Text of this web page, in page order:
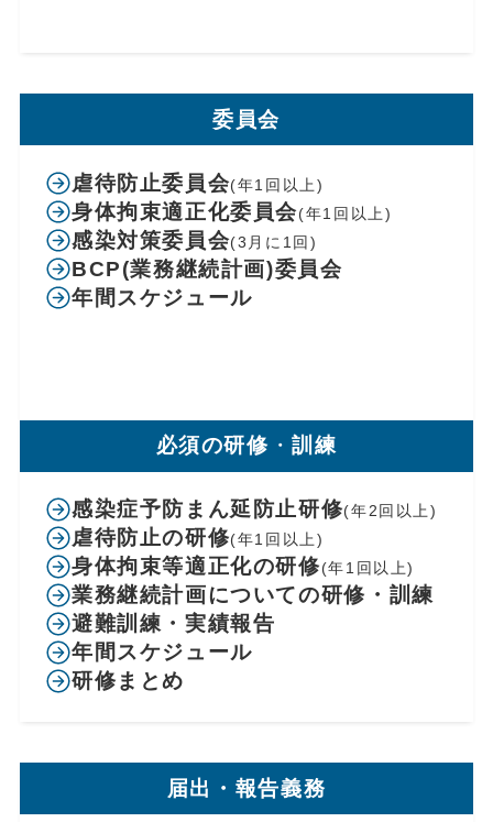
委員会
虐待防止委員会(年1回以上)
身体拘束適正化委員会(年1回以上)
感染対策委員会(3月に1回)
BCP(業務継続計画)委員会
年間スケジュール
必須の研修 ・訓練
感染症予防まん延防止研修(年2回以上)
虐待防止の研修(年1回以上)
身体拘束等適正化の研修(年1回以上)
業務継続計画についての研修・訓練
避難訓練・実績報告
年間スケジュール
研修まとめ
届出・報告義務